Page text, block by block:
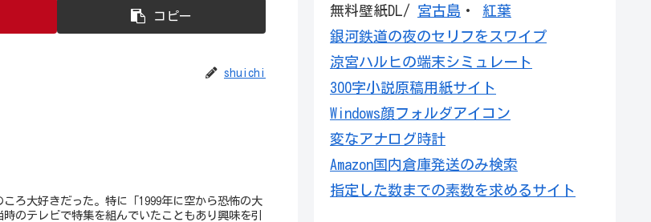
コピー
shuichi
ろ大好きだった。特に「1999年に空から恐怖の大
のテレビで特集を組んでいたこともあり興味を引
無料壁紙DL/ 宮古島 ・ 紅葉
銀河鉄道の夜のセリフをスワイプ
涼宮ハルヒの端末シミュレート
300字小説原稿用紙サイト
Windows顔フォルダアイコン
変なアナログ時計
Amazon国内倉庫発送のみ検索
指定した数までの素数を求めるサイト